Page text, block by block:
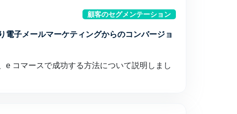
顧客のセグメンテーション
電子メールマーケティングからのコンバージョ
e コマースで成功する方法について説明しまし